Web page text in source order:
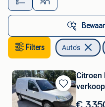
Filters Auto's
Bewaren
in
Citroen
verkoop
€